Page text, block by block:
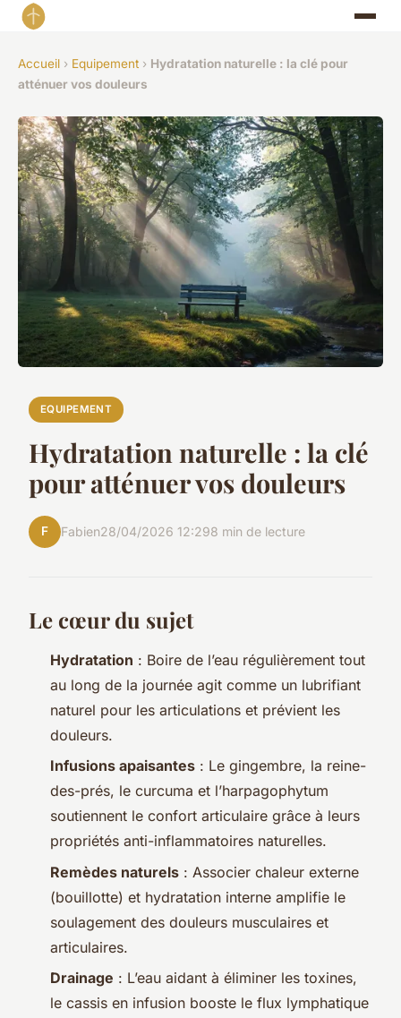
Accueil › Equipement › Hydratation naturelle : la clé pour
atténuer vos douleurs
EQUIPEMENT
Hydratation naturelle : la clé
pour atténuer vos douleurs
F Fabien28/04/2026 12:298 min de lecture
Le cœur du sujet
Hydratation : Boire de l’eau régulièrement tout
au long de la journée agit comme un lubrifiant
naturel pour les articulations et prévient les
douleurs.
Infusions apaisantes : Le gingembre, la reine-
des-prés, le curcuma et l’harpagophytum
soutiennent le confort articulaire grâce à leurs
propriétés anti-inflammatoires naturelles.
Remèdes naturels : Associer chaleur externe
(bouillotte) et hydratation interne amplifie le
soulagement des douleurs musculaires et
articulaires.
Drainage : L’eau aidant à éliminer les toxines,
le cassis en infusion booste le flux lymphatique